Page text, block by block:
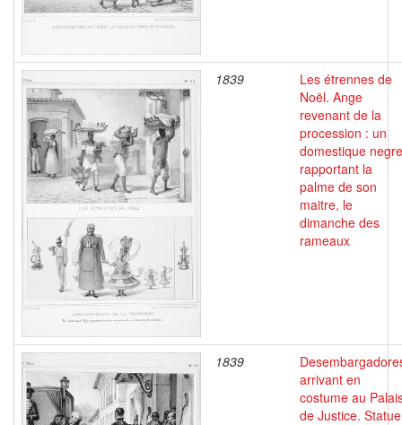
1839
Les étrennes de
Noël. Ange
revenant de la
procession : un
domestique negre
rapportant la
palme de son
maitre, le
dimanche des
rameaux
1839
arrivant en
costume au
de Justice. Statue